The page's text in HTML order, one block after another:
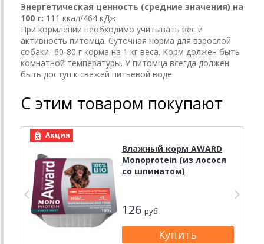
Энергетическая ценность (средние значения) на
100 г: 111 ккал/464 кДж
При кормлении необходимо учитывать вес и
активность питомца. Суточная норма для взрослой
собаки- 60-80 г корма на 1 кг веса. Корм должен быть
комнатной температуры. У питомца всегда должен
быть доступ к свежей питьевой воде.
С этим товаром покупают
Акция
Влажный корм AWARD
Monoprotein (из лосося
со шпинатом)
126 руб.